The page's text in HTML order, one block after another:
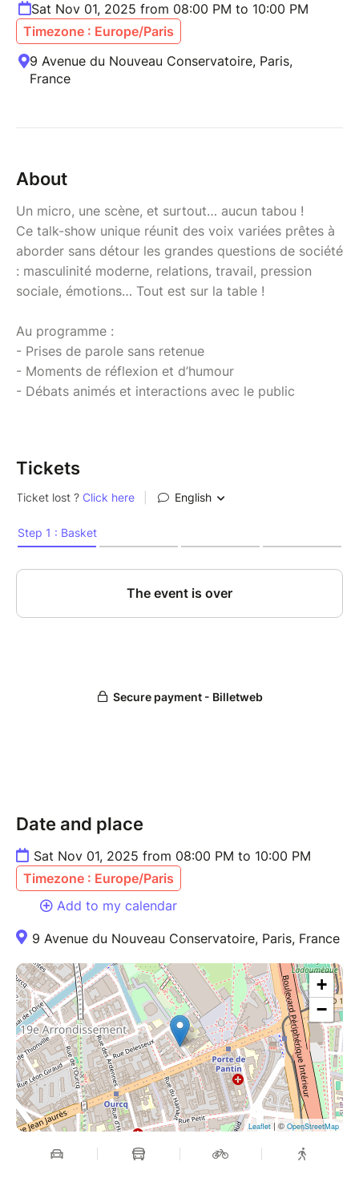
Sat Nov 01, 2025 from 08:00 PM to 10:00 PM
Timezone : Europe/Paris
9 Avenue du Nouveau Conservatoire, Paris,
France
About
Un micro, une scène, et surtout… aucun tabou !
Ce talk-show unique réunit des voix variées prêtes à
aborder sans détour les grandes questions de société
: masculinité moderne, relations, travail, pression
sociale, émotions… Tout est sur la table !
Au programme :
- Prises de parole sans retenue
- Moments de réflexion et d’humour
- Débats animés et interactions avec le public
Tickets
Date and place
Sat Nov 01, 2025 from 08:00 PM to 10:00 PM
Timezone : Europe/Paris
Add to my calendar
9 Avenue du Nouveau Conservatoire, Paris, France
+
−
Leaflet | © OpenStreetMap